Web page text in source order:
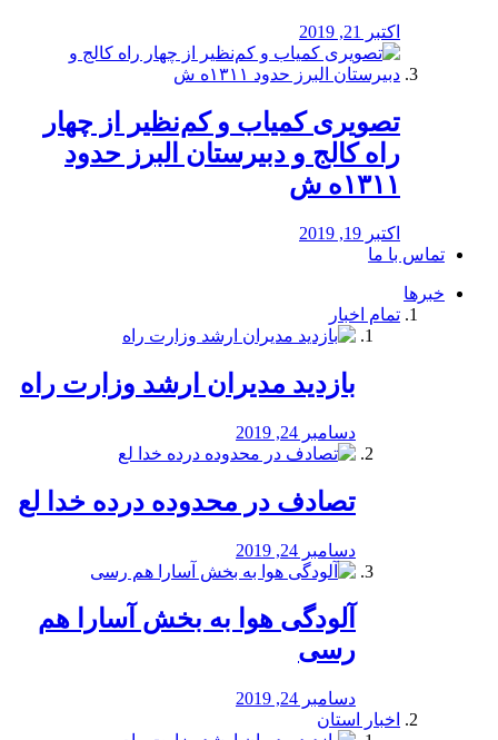
اکتبر 21, 2019
️تصویری کمیاب و کم‌نظیر از چهار
راه كالج و دبيرستان البرز حدود
۱۳۱۱ه ش
اکتبر 19, 2019
تماس با ما
خبرها
تمام اخبار
بازدید مدیران ارشد وزارت راه
دسامبر 24, 2019
تصادف در محدوده درده خدا لع
دسامبر 24, 2019
آلودگی هوا به بخش آسارا هم
رسی
دسامبر 24, 2019
اخبار استان